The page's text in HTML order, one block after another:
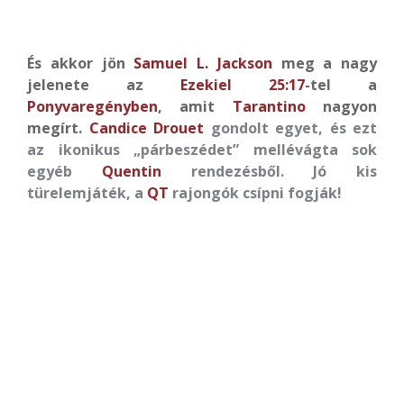
És akkor jön Samuel L. Jackson meg a nagy
jelenete az Ezekiel 25:17-tel a
Ponyvaregényben, amit Tarantinonagyon
megírt. Candice Drouet gondolt egyet, és ezt
az ikonikus „párbeszédet” mellévágta sok
egyéb Quentin rendezésből. Jó kis
türelemjáték, a QT rajongók csípni fogják!